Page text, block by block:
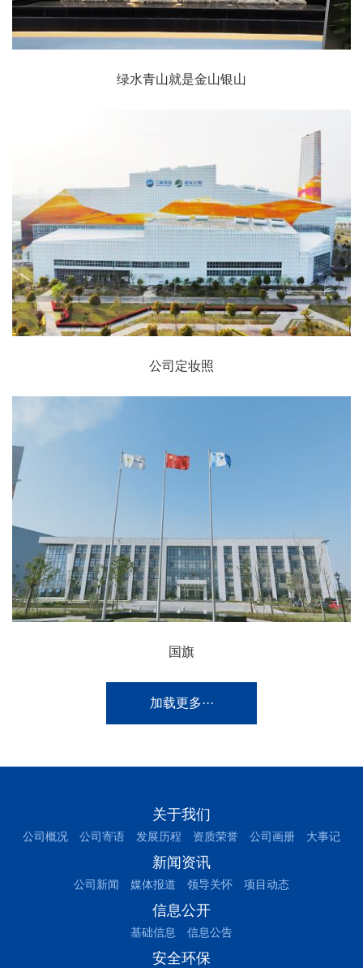
绿水青山就是金山银山
公司定妆照
国旗
加载更多···
关于我们
公司概况 公司寄语 发展历程 资质荣誉 公司画册 大事记
新闻资讯
公司新闻 媒体报道 领导关怀 项目动态
信息公开
基础信息 信息公告
安全环保